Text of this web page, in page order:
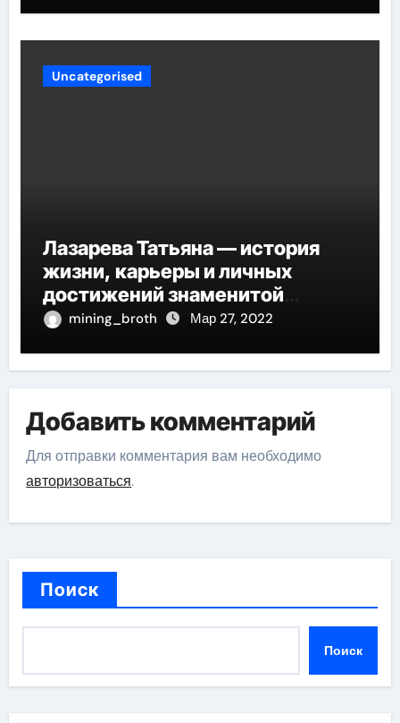
Uncategorised
Лазарева Татьяна — история
жизни, карьеры и личных
достижений знаменитой
актрисы, восходящей на олимп
mining_broth Мар 27, 2022
Добавить комментарий
Для отправки комментария вам необходимо
авторизоваться.
Поиск
Поиск